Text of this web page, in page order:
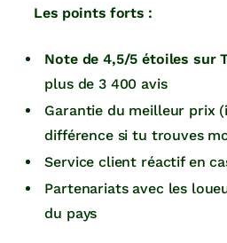
Les points forts :
Note de 4,5/5 étoiles sur
plus de 3 400 avis
Garantie du meilleur prix
différence si tu trouves
Service client réactif en
Partenariats avec les
du pays